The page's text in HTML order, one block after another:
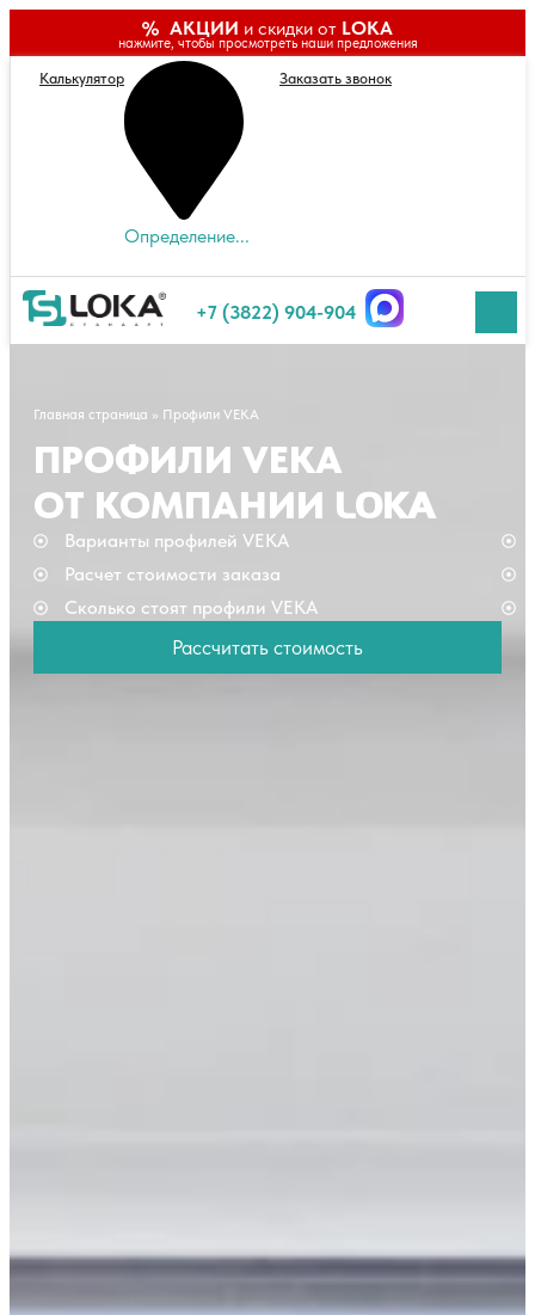
АКЦИИ и скидки от LOKA
нажмите, чтобы просмотреть наши предложения
Калькулятор
Определение...
Заказать звонок
+7 (3822) 904-904
Главная страница » Профили VEKA
ПРОФИЛИ VEKA
ОТ КОМПАНИИ LOKA
Варианты профилей VEKA
Расчет стоимости заказа
Сколько стоят профили VEKA
Рассчитать стоимость